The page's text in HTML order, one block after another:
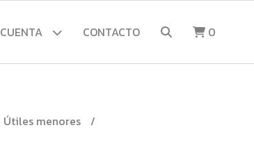
CUENTA CONTACTO 0
Útiles menores